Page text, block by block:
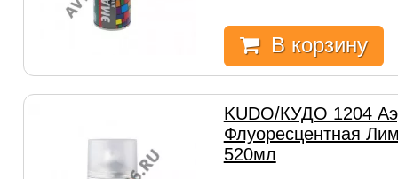
В корзину
KUDO/КУДО 1204
Флуоресцентная
520мл